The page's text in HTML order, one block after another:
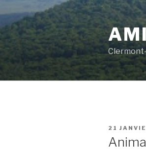
au
contenu
principal
PUBLIÉ
LE
21